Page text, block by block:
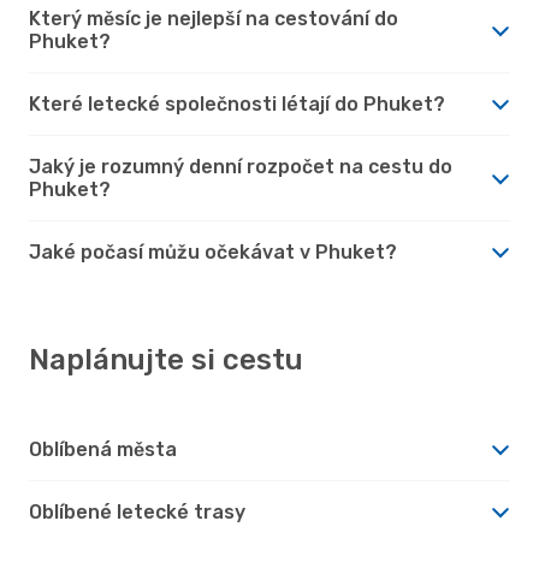
Který měsíc je nejlepší na cestování do
Phuket?
Které letecké společnosti létají do Phuket?
Jaký je rozumný denní rozpočet na cestu do
Phuket?
Jaké počasí můžu očekávat v Phuket?
Naplánujte si cestu
Oblíbená města
Oblíbené letecké trasy